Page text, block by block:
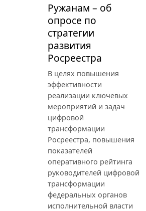
Ружанам – об
опросе по
стратегии
развития
Росреестра
В целях повышения
эффективности
реализации ключевых
мероприятий и задач
цифровой
трансформации
Росреестра, повышения
показателей
оперативного рейтинга
руководителей цифровой
трансформации
федеральных органов
исполнительной власти